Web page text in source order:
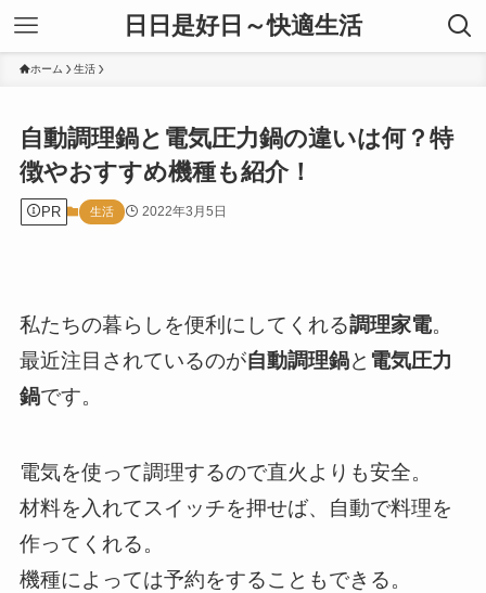
日日是好日～快適生活
ホーム 生活
自動調理鍋と電気圧力鍋の違いは何？特
徴やおすすめ機種も紹介！
PR 生活 2022年3月5日
私たちの暮らしを便利にしてくれる調理家電。
最近注目されているのが自動調理鍋と 電気圧力
鍋です。
電気を使って調理するので直火よりも安全。
材料を入れてスイッチを押せば、自動で料理を
作ってくれる。
機種によっては予約をすることもできる。